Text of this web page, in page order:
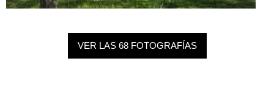
VER LAS 68 FOTOGRAFÍAS